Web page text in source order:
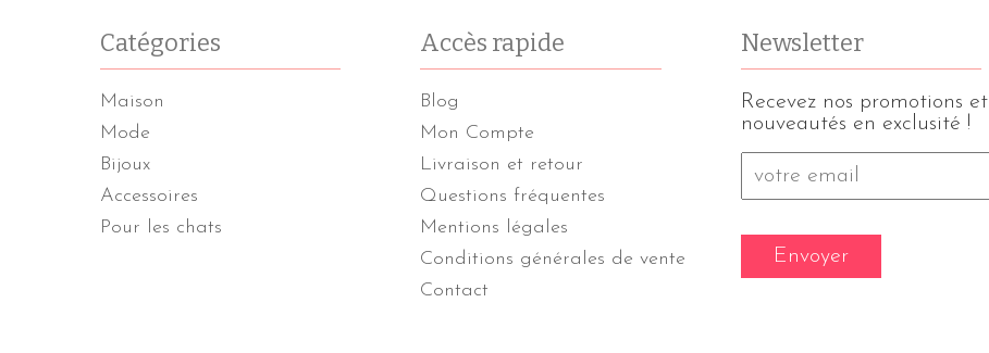
Catégories
Maison
Mode
Bijoux
Accessoires
Pour les chats
Accès rapide
Blog
Mon Compte
Livraison et retour
Questions fréquentes
Mentions légales
Conditions générales de vente
Contact
Newsletter
Recevez nos promotions et
nouveautés en exclusité !
mail *